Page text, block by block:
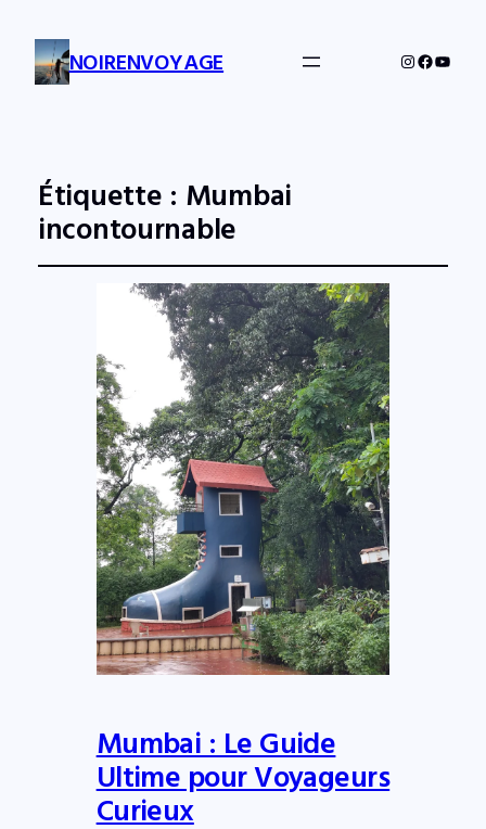
NOIRENVOYAGE Instagram
Étiquette : Mumbai
incontournable
Mumbai : Le Guide
Ultime pour Voyageurs
Curieux